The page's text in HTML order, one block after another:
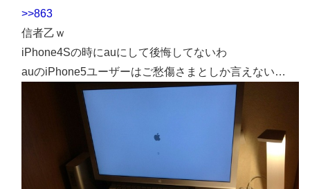
>>863
信者乙ｗ
iPhone4Sの時にauにして後悔してないわ
auのiPhone5ユーザーはご愁傷さまとしか言えない…